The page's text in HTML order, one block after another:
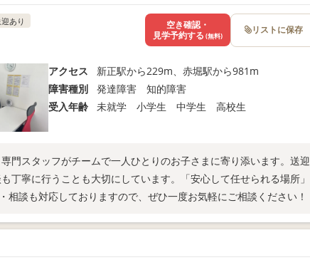
あり
アクセス
新正駅から229m、赤堀駅から981m
障害種別
発達障害 知的障害
受入年齢
未就学 小学生 中学生 高校生
門スタッフがチームで一人ひとりのお子さまに寄り添います。送迎
丁寧に行うことも大切にしています。「安心して任せられる場所」
相談も対応しておりますので、ぜひ一度お気軽にご相談ください！
空き確認・
見学予約する (無料) リストに保存